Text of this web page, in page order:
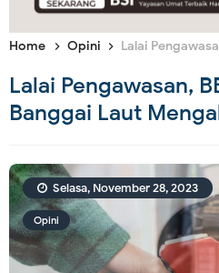
Home Opini Lalai Pengawasan, BBM
Lalai Pengawasan,
Banggai Laut
Opini
Selasa, November 28, 2023